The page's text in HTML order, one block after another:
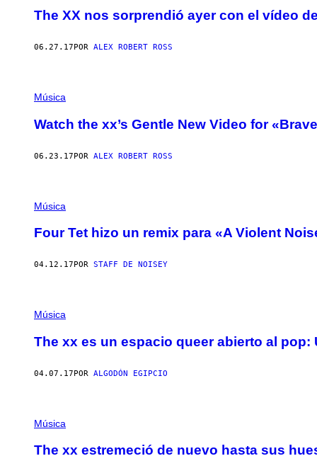
The XX nos sorprendió ayer con el vídeo
06.27.17 POR ALEX ROBERT ROSS
Música
Watch the xx’s Gentle New Video for
06.23.17POR ALEX ROBERT ROSS
Música
Four Tet hizo un remix para «A Violent
04.12.17 POR STAFF DE NOISEY
Música
The xx es un espacio queer abierto al pop:
04.07.17POR ALGODÓN EGIPCIO
Música
The xx estremeció de nuevo hasta sus